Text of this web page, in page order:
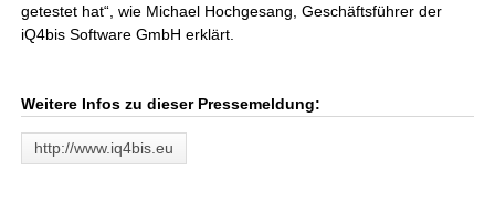
getestet hat“, wie Michael Hochgesang, Geschäftsführer der
iQ4bis Software GmbH erklärt.
Weitere Infos zu dieser Pressemeldung:
http://www.iq4bis.eu